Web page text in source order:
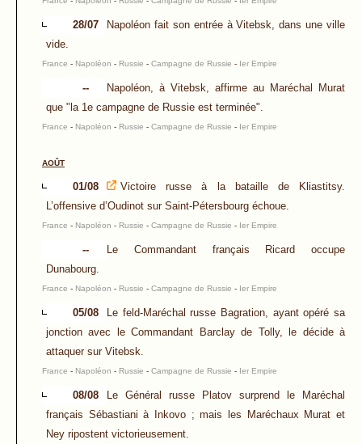
28/07
Napoléon fait son entrée à Vitebsk, dans une ville
vide.
France - Napoléon - Russie - Campagne de Russie - Ier Empire
--
Napoléon, à Vitebsk, affirme au Maréchal Murat
que "la 1e campagne de Russie est terminée".
France - Napoléon - Russie - Campagne de Russie - Ier Empire
AOÛT
01/08
Victoire russe à la bataille de Kliastitsy.
L’offensive d’Oudinot sur Saint-Pétersbourg échoue.
France - Napoléon - Russie - Campagne de Russie - Ier Empire
--
Le Commandant français Ricard occupe
Dunabourg.
France - Napoléon - Russie - Campagne de Russie - Ier Empire
05/08
Le feld-Maréchal russe Bagration, ayant opéré sa
jonction avec le Commandant Barclay de Tolly, le décide à
attaquer sur Vitebsk.
France - Napoléon - Russie - Campagne de Russie - Ier Empire
08/08
Le Général russe Platov surprend le Maréchal
français Sébastiani à Inkovo ; mais les Maréchaux Murat et
Ney ripostent victorieusement.